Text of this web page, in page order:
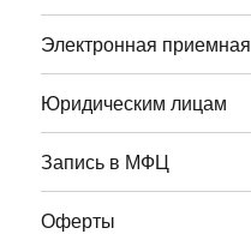
Электронная приемная
Юридическим лицам
Запись в МФЦ
Оферты